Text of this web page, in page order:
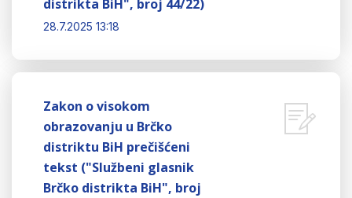
distrikta BiH", broj 44/22)
28.7.2025 13:18
Zakon o visokom
obrazovanju u Brčko
distriktu BiH prečišćeni
tekst ("Službeni glasnik
Brčko distrikta BiH", broj